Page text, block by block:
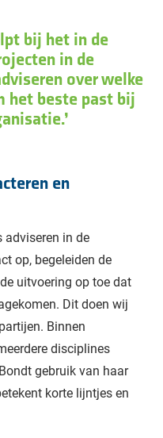
bij het in de
in de
over welke
het beste past bij
en
adviseren in de
op, begeleiden de
uitvoering op toe dat
Dit doen wij
Binnen
disciplines
gebruik van haar
korte lijntjes en